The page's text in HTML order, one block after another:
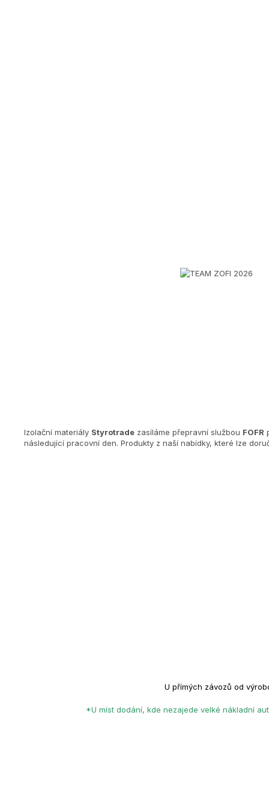
Izolační materiály Styrotrade zasíláme přepravní službou FOFR
následující pracovní den. Produkty z naší nabídky, které lze
U přímých závozů od
*U míst dodání, kde nezajede velké nákladní